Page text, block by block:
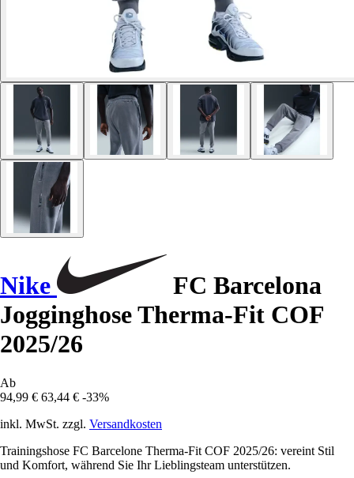
Nike
FC Barcelona
Jogginghose Therma-Fit COF
2025/26
Ab
94,99 € 63,44 € -33%
inkl. MwSt. zzgl. Versandkosten
Trainingshose FC Barcelone Therma-Fit COF 2025/26: vereint Stil
und Komfort, während Sie Ihr Lieblingsteam unterstützen.